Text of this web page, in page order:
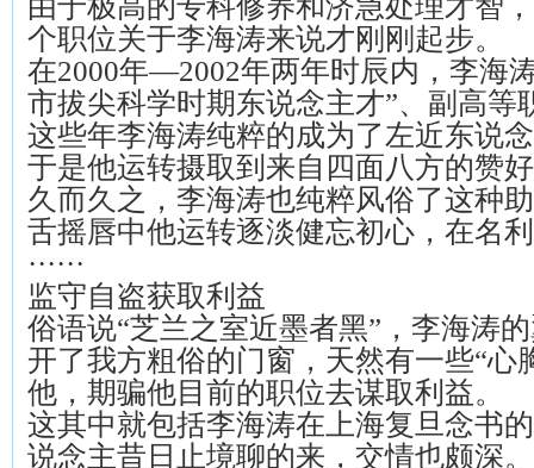
由于极高的专科修养和济急处理才智
个职位关于李海涛来说才刚刚起步。
在2000年—2002年两年时辰内，李海
市拔尖科学时期东说念主才”、副高等
这些年李海涛纯粹的成为了左近东说
于是他运转摄取到来自四面八方的赞
久而久之，李海涛也纯粹风俗了这种
舌摇唇中他运转逐淡健忘初心，在名
······
监守自盗获取利益
俗语说“芝兰之室近墨者黑”，李海涛
开了我方粗俗的门窗，天然有一些“心
他，期骗他目前的职位去谋取利益。
这其中就包括李海涛在上海复旦念书
说念主昔日止境聊的来，交情也颇深。